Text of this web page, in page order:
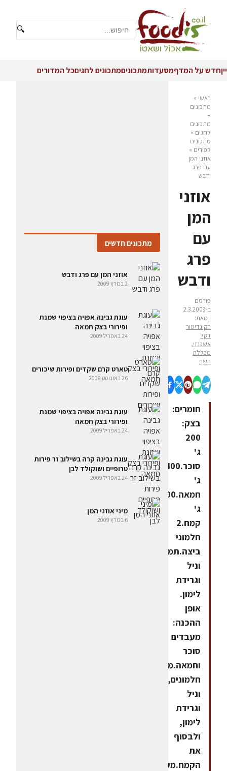
🔍
ייןחדש על המדףמסעדותמתכוניםמתכונים לחגיםכל המדורים
ראשי »
מתכונים
»
מתכונים
לחגים »
מתכונים
לפורים »
אוזני המן
עם פרג
ודבש
אוזני
המן
עם
פרג
ודבש
פורסם
ב-2.3.2009
| מאת:
הקונדיטור
דקל
אשכנזי,
מכללת
השף
חומרים:
בצק:
200
ג'
סוכר.400
ג'
חמאה.600
ג'
קמח.2
חלמוני
ביצה.תמצית
וניל
וגרידת
לימון.
אופן
ההכנה:
מעבדים
סוכר
וחמאה.מוסיפים
חלמונים,
וניל
וגרידת
לימון,
ולבסוף
את
הקמח.מעבדים
מתכונים חדשים
אוזני המן עם פרג ודבש
2 במרץ 2009
עוגת גבינה אפויה בציפוי שמנת
ופירורי בצק חמאה
24 באפריל 2009
טארט קרם שקדים ופירות שיכורים
26 באוגוסט 2009
עוגת גבינה אפויה בציפוי שמנת
ופירורי בצק חמאה
24 באפריל 2009
עוגת גבינה קרה בשילוב זר פירות
טרופיים ושוקולד לבן
24 באפריל 2009
מיני אוזני המן
6 במרץ 2009